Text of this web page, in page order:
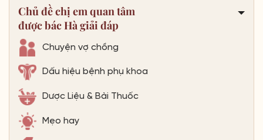
Chủ đề chị em quan tâm
được bác Hà giải đáp
Chuyện vợ chồng
Dấu hiệu bệnh phụ khoa
Dược Liệu & Bài Thuốc
Mẹo hay